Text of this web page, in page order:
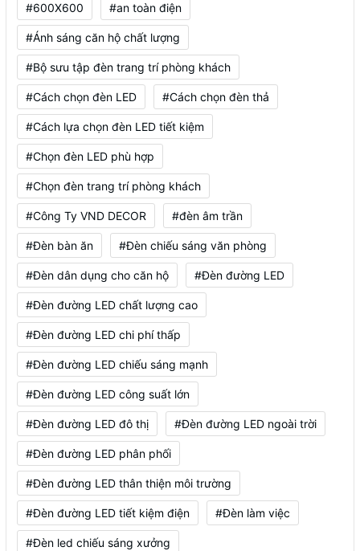
#600X600 #an toàn điện
#Ánh sáng căn hộ chất lượng
#Bộ sưu tập đèn trang trí phòng khách
#Cách chọn đèn LED #Cách chọn đèn thả
#Cách lựa chọn đèn LED tiết kiệm
#Chọn đèn LED phù hợp
#Chọn đèn trang trí phòng khách
#Công Ty VND DECOR #đèn âm trần
#Đèn bàn ăn #Đèn chiếu sáng văn phòng
#Đèn dân dụng cho căn hộ #Đèn đường LED
#Đèn đường LED chất lượng cao
#Đèn đường LED chi phí thấp
#Đèn đường LED chiếu sáng mạnh
#Đèn đường LED công suất lớn
#Đèn đường LED đô thị #Đèn đường LED ngoài trời
#Đèn đường LED phân phối
#Đèn đường LED thân thiện môi trường
#Đèn đường LED tiết kiệm điện #Đèn làm việc
#Đèn led chiếu sáng xưởng